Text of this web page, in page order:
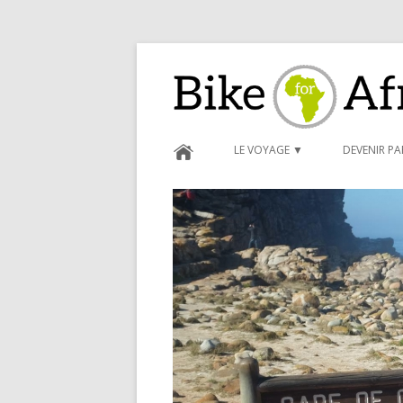
Bike for Africa
LE VOYAGE ▼
BLOG ►
DEVENIR
CARNET